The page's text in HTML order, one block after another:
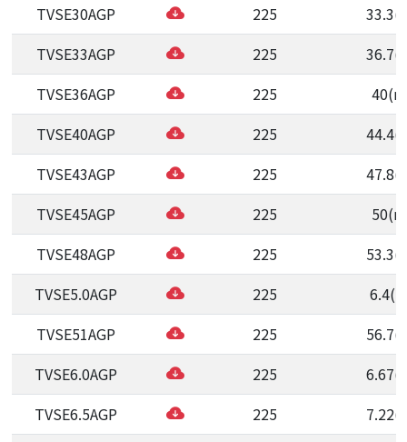
TVSE30AGP
225
TVSE33AGP
225
TVSE36AGP
225
TVSE40AGP
225
TVSE43AGP
225
TVSE45AGP
225
TVSE48AGP
225
TVSE5.0AGP
225
TVSE51AGP
225
TVSE6.0AGP
225
TVSE6.5AGP
225